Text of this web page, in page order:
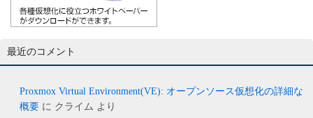
最近のコメント
Proxmox Virtual Environment(VE): オープンソース仮想化の詳細な
概要 に クライム より